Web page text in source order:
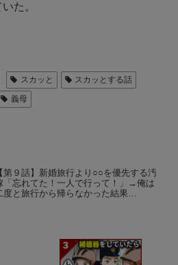
た。
スカッと
スカッとする話
義母
【第９話】新婚旅行より○○を優先する汚
「忘れてた！一人で行って！」→俺は
度と旅行から帰らなかった結果…